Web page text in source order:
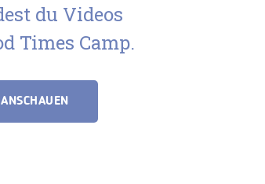
du Videos
Times Camp.